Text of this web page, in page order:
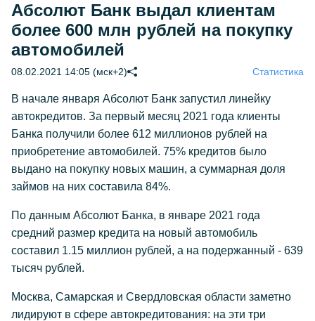
Абсолют Банк выдал клиентам
более 600 млн рублей на покупку
автомобилей
08.02.2021 14:05 (мск+2) Статистика
В начале января Абсолют Банк запустил линейку
автокредитов. За первый месяц 2021 года клиенты
Банка получили более 612 миллионов рублей на
приобретение автомобилей. 75% кредитов было
выдано на покупку новых машин, а суммарная доля
займов на них составила 84%.
По данным Абсолют Банка, в январе 2021 года
средний размер кредита на новый автомобиль
составил 1.15 миллион рублей, а на подержанный - 639
тысяч рублей.
Москва, Самарская и Свердловская области заметно
лидируют в сфере автокредитования: на эти три